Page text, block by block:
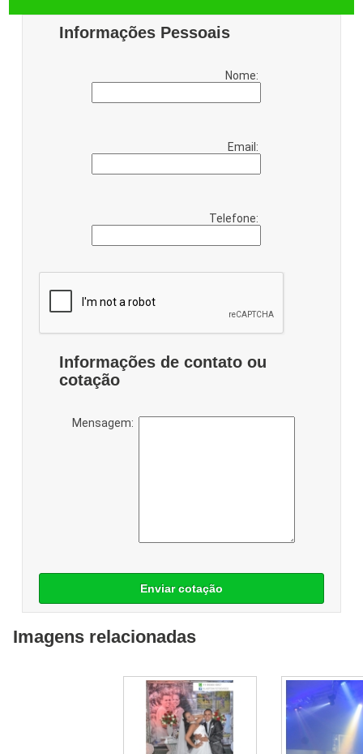
Informações Pessoais
Nome:
Email:
Telefone:
Informações de contato ou
cotação
Mensagem:
Enviar cotação
Imagens relacionadas